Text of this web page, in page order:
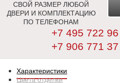
СВОЙ РАЗМЕР ЛЮБОЙ
ДВЕРИ И КОМПЛЕКТАЦИЮ
ПО ТЕЛЕФОНАМ
+7 495 722
+7 906 771
Характеристики
Цвета отделки